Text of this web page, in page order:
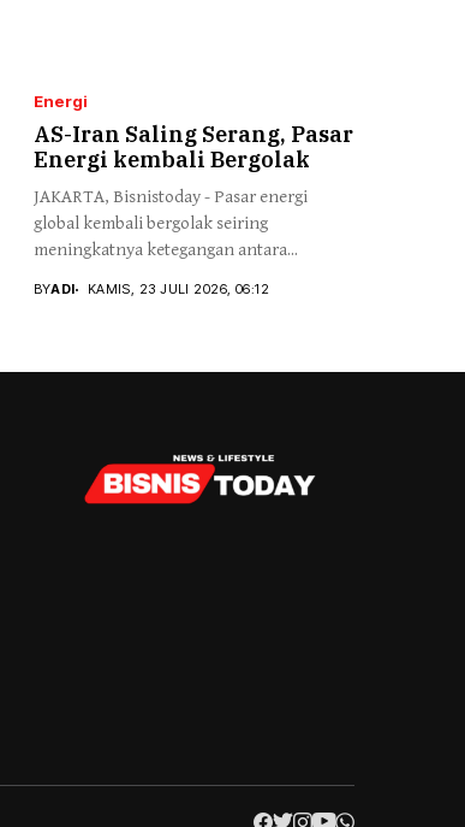
Energi
AS-Iran Saling Serang, Pasar
Energi kembali Bergolak
JAKARTA, Bisnistoday - Pasar energi
global kembali bergolak seiring
meningkatnya ketegangan antara...
BYADI KAMIS, 23 JULI 2026, 06:12